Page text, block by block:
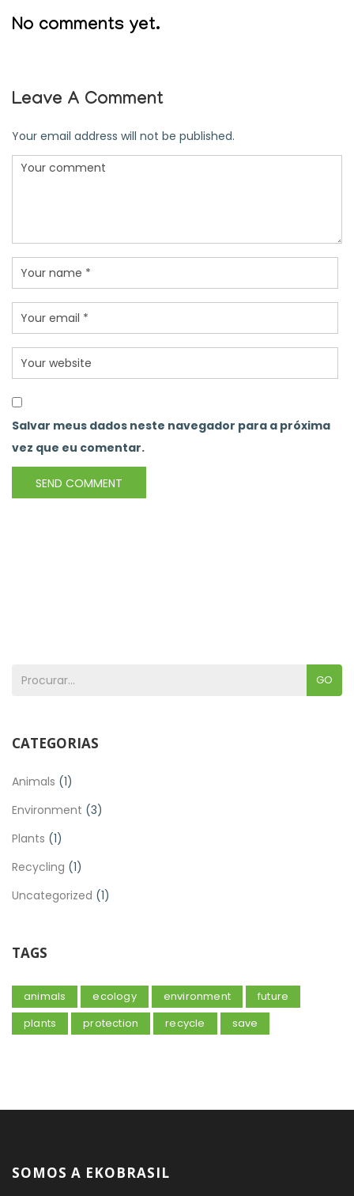
No comments yet.
Leave A Comment
Your email address will not be published.
Salvar meus dados neste navegador para a próxima
vez que eu comentar.
GO
CATEGORIAS
Animals (1)
Environment (3)
Plants (1)
Recycling (1)
Uncategorized (1)
TAGS
animals ecology environment
future
plants
protection recycle save
SOMOS A EKOBRASIL